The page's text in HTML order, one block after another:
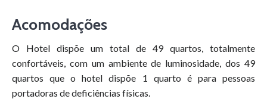
Acomodações
O Hotel dispõe um total de 49 quartos, totalmente
confortáveis, com um ambiente de luminosidade, dos 49
quartos que o hotel dispõe 1 quarto é para pessoas
portadoras de deficiências físicas.